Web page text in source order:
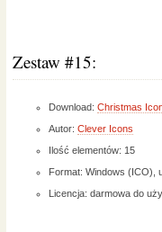
Zestaw #15:
Download: Christmas
Autor: Clever Icons
Ilość elementów: 15
Format: Windows (ICO),
Licencja: darmowa do